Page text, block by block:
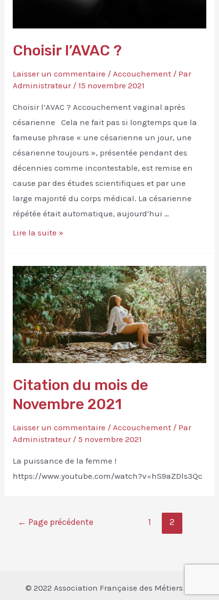
Choisir l’AVAC ?
Laisser un commentaire / Accouchement / Par
Administrateur / 15 novembre 2021
Choisir l’AVAC ? Accouchement vaginal après
césarienne Cela ne fait pas si longtemps que la
fameuse phrase « une césarienne un jour, une
césarienne toujours », présentée pendant des
décennies comme incontestable, est remise en
cause par des études scientifiques et par une
large majorité du corps médical. La césarienne
répétée était automatique, aujourd’hui …
Choisir
Lire la suite »
Citation du mois de
Novembre 2021
Laisser un commentaire / Accouchement / Par
Administrateur /5 novembre 2021
La puissance de la femme !
https://www.youtube.com/watch?v=hS9aZDls3Qc
Pagination
← Page précédente 1 2
© 2022 Association Française des Métiers de